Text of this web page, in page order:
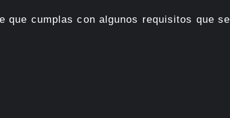
que cumplas con algunos requisitos que se